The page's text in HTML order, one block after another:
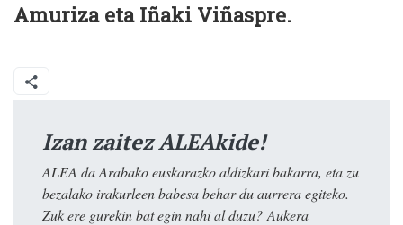
Amuriza eta Iñaki Viñaspre.
Izan zaitez ALEAkide!
ALEA da Arabako euskarazko aldizkari bakarra, eta zu
bezalako irakurleen babesa behar du aurrera egiteko.
Zuk ere gurekin bat egin nahi al duzu? Aukera